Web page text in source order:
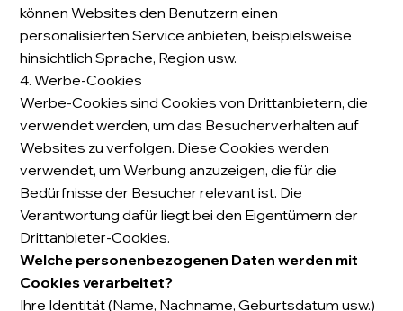
können Websites den Benutzern einen
personalisierten Service anbieten, beispielsweise
hinsichtlich Sprache, Region usw.
4. Werbe-Cookies
Werbe-Cookies sind Cookies von Drittanbietern, die
verwendet werden, um das Besucherverhalten auf
Websites zu verfolgen. Diese Cookies werden
verwendet, um Werbung anzuzeigen, die für die
Bedürfnisse der Besucher relevant ist. Die
Verantwortung dafür liegt bei den Eigentümern der
Drittanbieter-Cookies.
Welche personenbezogenen Daten werden mit
Cookies verarbeitet?
Ihre Identität (Name, Nachname, Geburtsdatum usw.)